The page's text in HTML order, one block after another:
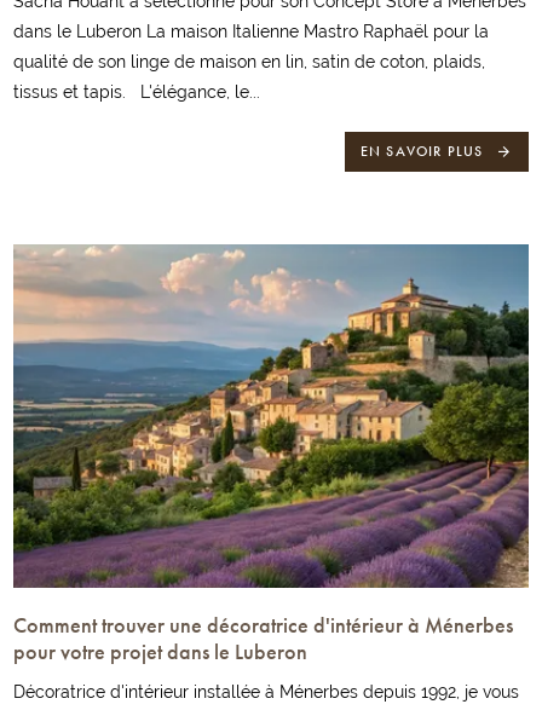
dans le Luberon La maison Italienne Mastro Raphaël pour la
qualité de son linge de maison en lin, satin de coton, plaids,
tissus et tapis. L'élégance, le...
EN SAVOIR PLUS
Comment trouver une décoratrice d'intérieur à Ménerbes
pour votre projet dans le Luberon
Décoratrice d'intérieur installée à Ménerbes depuis 1992, je vous